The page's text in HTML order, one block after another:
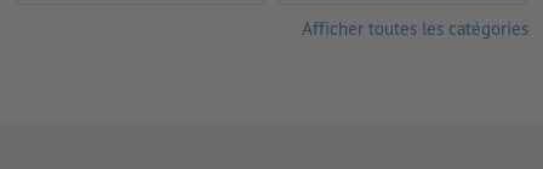
Afficher toutes les catégories